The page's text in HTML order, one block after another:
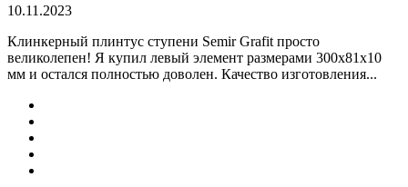
10.11.2023
Клинкерный плинтус ступени Semir Grafit просто
великолепен! Я купил левый элемент размерами 300х81х10
мм и остался полностью доволен. Качество изготовления...